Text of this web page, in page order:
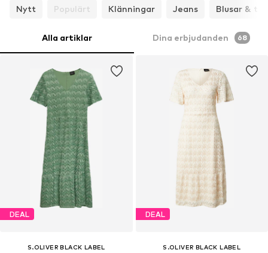
Nytt
Populärt Klänningar Jeans Blusar &
Alla artiklar Dina erbjudanden 68
DEAL
S.OLIVER BLACK LABEL
DEAL
S.OLIVER BLACK LABEL